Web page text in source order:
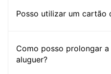
Posso utilizar um cartão
Como posso prolongar
aluguer?